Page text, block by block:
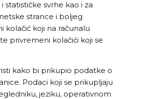
statističke svrhe kao i za
strance i boljeg
kolačić koji na računalu
privremeni kolačići koji se
kako bi prikupio podatke o
Podaci koji se prikupljaju
jeziku, operativnom